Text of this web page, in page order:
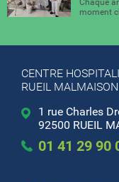
Chaque
moment
CENTRE
RUEIL MALMAISON
1 rue Charles
92500 RUEIL
01 41 29 90